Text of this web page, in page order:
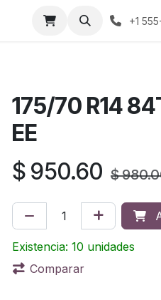
Condiciones de compra +1
175/70 R14
EE
$ 950.60 $
Existencia: 10 unidades
Comparar